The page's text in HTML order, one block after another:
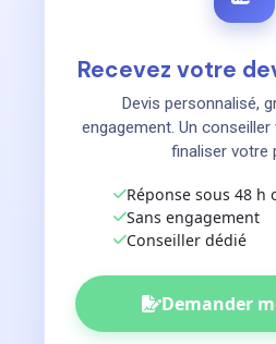
Recevez votre
Devis personnalisé,
engagement. Un
finaliser votre
Réponse sous 48 h
Sans engagement
Conseiller dédié
Demander